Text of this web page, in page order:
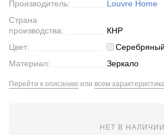
Производитель:
Louvre Home
Страна
производства:
КНР
Цвет:
Серебряный
Материал:
Зеркало
Перейти к описанию или всем
НЕТ В НАЛИЧИИ